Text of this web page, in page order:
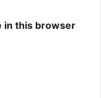
in this browser